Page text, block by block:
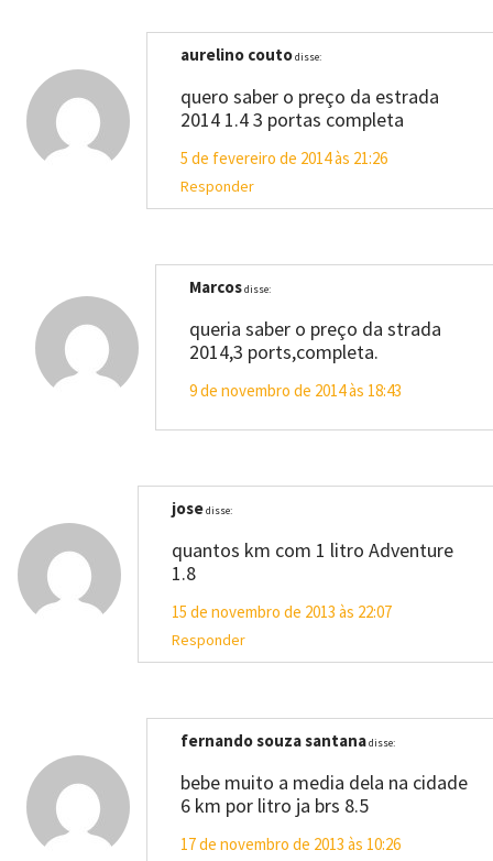
aurelino coutodisse:
quero saber o preço da estrada
2014 1.4 3 portas completa
5 de fevereiro de 2014 às 21:26
Responder
Marcosdisse:
queria saber o preço da strada
2014,3 ports,completa.
9 de novembro de 2014 às 18:43
josedisse:
quantos km com 1 litro Adventure
1.8
15 de novembro de 2013 às 22:07
Responder
fernando souza santanadisse:
bebe muito a media dela na cidade
6 km por litro ja brs 8.5
17 de novembro de 2013 às 10:26